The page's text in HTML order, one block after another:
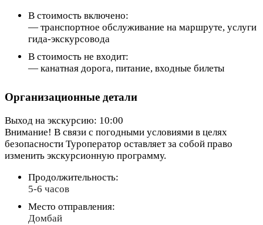
В стоимость включено:
— транспортное обслуживание на маршруте, услуги
гида-экскурсовода
В стоимость не входит:
— канатная дорога, питание, входные билеты
Организационные детали
Выход на экскурсию: 10:00
Внимание! В связи с погодными условиями в целях
безопасности Туроператор оставляет за собой право
изменить экскурсионную программу.
Продолжительность:
5-6 часов
Место отправления:
Домбай